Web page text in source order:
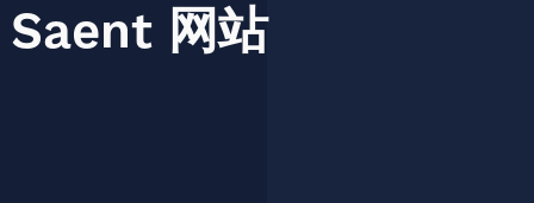
Saent 网站